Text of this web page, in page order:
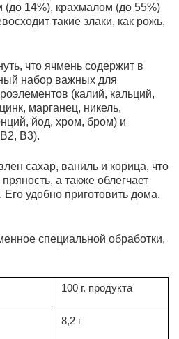
(до 14%), крахмалом (до 55%)
такие злаки, как рожь,
что ячмень содержит в
набор важных для
(калий, кальций,
марганец, никель,
йод, хром, бром) и
B3).
сахар, ваниль и корица, что
а также облегчает
Его удобно приготовить дома,
специальной обработки,
100 г. продукта
8,2 г